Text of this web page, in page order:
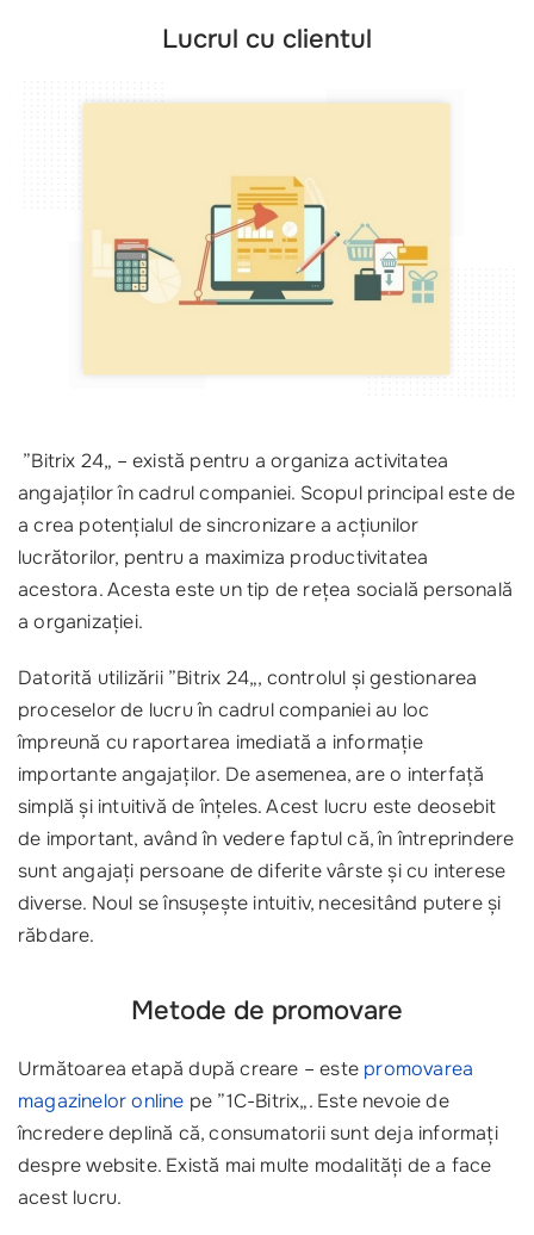
Lucrul cu clientul
”Bitrix 24„ – există pentru a organiza activitatea
angajaților în cadrul companiei. Scopul principal este de
a crea potențialul de sincronizare a acțiunilor
lucrătorilor, pentru a maximiza productivitatea
acestora. Acesta este un tip de rețea socială personală
a organizației.
Datorită utilizării ”Bitrix 24„, controlul și gestionarea
proceselor de lucru în cadrul companiei au loc
împreună cu raportarea imediată a informație
importante angajaților. De asemenea, are o interfață
simplă și intuitivă de înțeles. Acest lucru este deosebit
de important, având în vedere faptul că, în întreprindere
sunt angajați persoane de diferite vârste și cu interese
diverse. Noul se însușește intuitiv, necesitând putere și
răbdare.
Metode de promovare
Următoarea etapă după creare – este promovarea
magazinelor online pe ”1C-Bitrix„. Este nevoie de
încredere deplină că, consumatorii sunt deja informați
despre website. Există mai multe modalități de a face
acest lucru.